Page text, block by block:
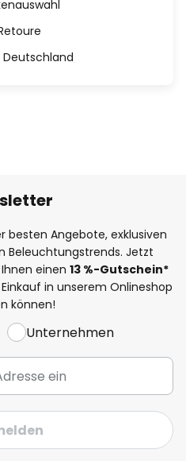
Deutschland
besten Angebote, exklusiven
Beleuchtungstrends. Jetzt
einen 13 %-Gutschein*
in unserem Onlineshop
können!
Unternehmen